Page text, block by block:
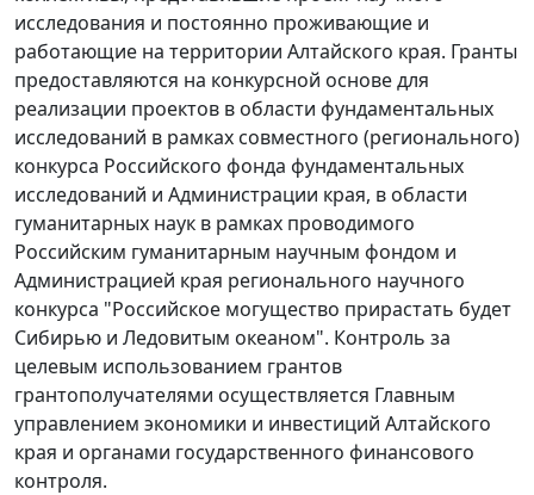
исследования и постоянно проживающие и
работающие на территории Алтайского края. Гранты
предоставляются на конкурсной основе для
реализации проектов в области фундаментальных
исследований в рамках совместного (регионального)
конкурса Российского фонда фундаментальных
исследований и Администрации края, в области
гуманитарных наук в рамках проводимого
Российским гуманитарным научным фондом и
Администрацией края регионального научного
конкурса "Российское могущество прирастать будет
Сибирью и Ледовитым океаном". Контроль за
целевым использованием грантов
грантополучателями осуществляется Главным
управлением экономики и инвестиций Алтайского
края и органами государственного финансового
контроля.